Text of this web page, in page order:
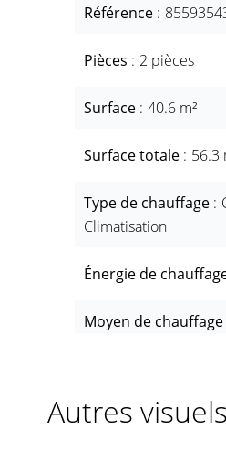
Référence
Pièces 2 pièces
Surface 40.6 m²
Surface totale 56.3
Type de chauffage
Climatisation
Énergie de
Moyen de chauffage
Autres visuels